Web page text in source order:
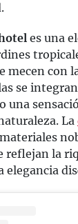
es una
mecen con
se
una
La
reflejan la
elegancia